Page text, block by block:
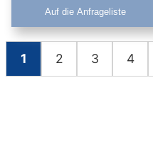
Auf die Anfrageliste
SeiteSie lesen gerade die
1 Seite
2 Seite
3 Seite
4